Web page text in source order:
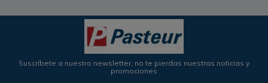
Suscríbete a nuestro newsletter, no te pierdas nuestras noticias y
promociones